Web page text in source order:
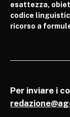
esattezza,
codice
ricorso a
Per inviare i